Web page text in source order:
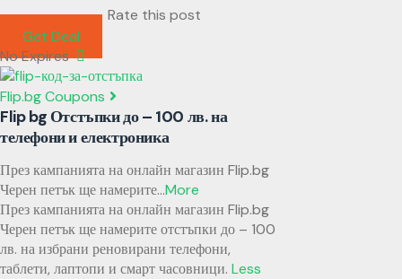
Rate this post
Get Deal
No Expires
Flip.bg Coupons
Flip bg Отстъпки до – 100 лв. на
телефони и електроника
През кампанията на онлайн магазин Flip.bg
Черен петък ще намерите...More
През кампанията на онлайн магазин Flip.bg
Черен петък ще намерите отстъпки до – 100
лв. на избрани реновирани телефони,
таблети, лаптопи и смарт часовници. Less